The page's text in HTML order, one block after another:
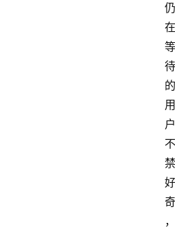
仍
在
等
待
的
用
户
不
禁
好
奇
，